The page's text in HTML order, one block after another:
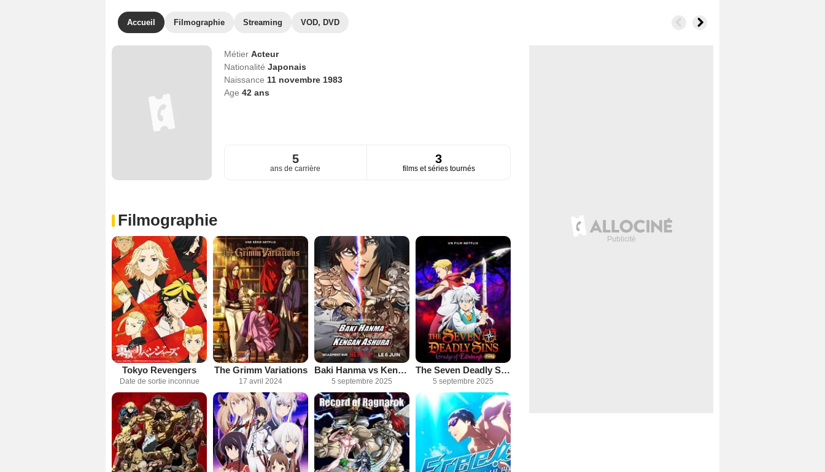
Accueil Filmographie Streaming VOD, DVD
Métier Acteur
Nationalité Japonais
Naissance 11 novembre 1983
Age 42ans
5
ans de carrière
3
films et séries tournés
Filmographie
Tokyo Revengers
Date de sortie inconnue
The Grimm Variations
17 avril 2024
Baki Hanma vs Kengan Ashura
5 septembre 2025
The Seven Deadly Sins: Grudge of Edinburgh - Partie 2
5 septembre 2025